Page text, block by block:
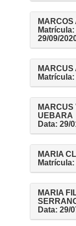
MARCOS
29/09/
MARCUS
UEBARA
Data: 29/
MARIA
MARIA
Data: 29/